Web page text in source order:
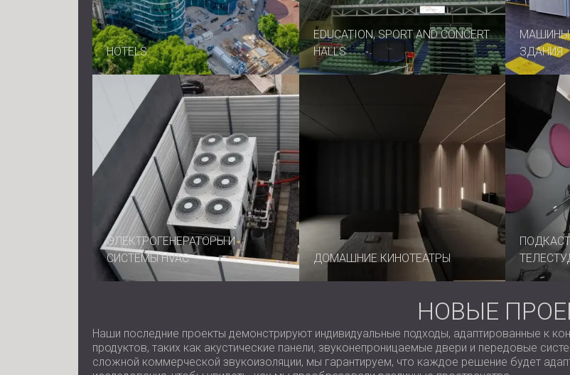
HOTELS
EDUCATION, SPORT AND CONCERT
HALLS
ЗДАНИЯ
ЭЛЕКТРОГЕНЕРАТОРЫ И
СИСТЕМЫ HVAC
ДОМАШНИЕ КИНОТЕАТРЫ
НОВЫЕ
Наши последние проекты демонстрируют индивидуальные подходы, адаптированные к
продуктов, таких как акустические панели, звуконепроницаемые двери и передовые
сложной коммерческой звукоизоляции, мы гарантируем, что каждое решение будет